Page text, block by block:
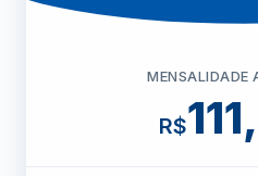
MENSALIDADE
R$